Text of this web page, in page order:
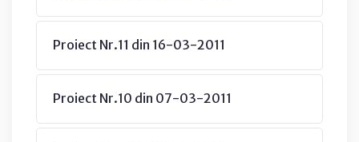
Proiect Nr.11 din 16-03-2011
Proiect Nr.10 din 07-03-2011